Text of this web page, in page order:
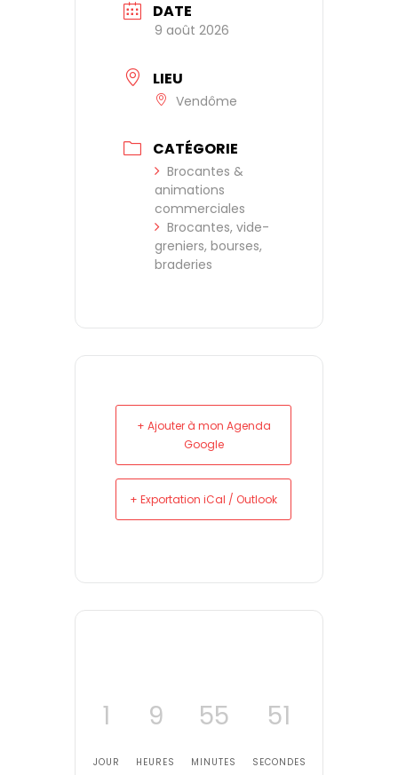
DATE
9 août 2026
LIEU
Vendôme
CATÉGORIE
Brocantes &
animations
commerciales
Brocantes, vide-
greniers, bourses,
braderies
+ Ajouter à mon Agenda
Google
+ Exportation iCal / Outlook
1
JOUR
9
HEURES
55
MINUTES
51
SECONDES